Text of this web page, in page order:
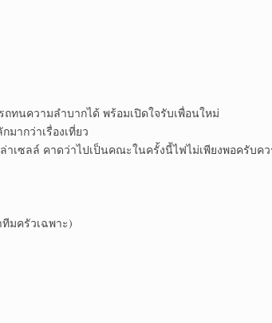
ถทนความลำบากได้ พร้อมเปิดใจรับเพื่อนใหม่
ากว่าเรื่องเที่ยว
ซลล์ คาดว่าไปเป็นคณะในครั้งนี้ไฟไม่เพียงพอครับค
มครัวเฉพาะ)